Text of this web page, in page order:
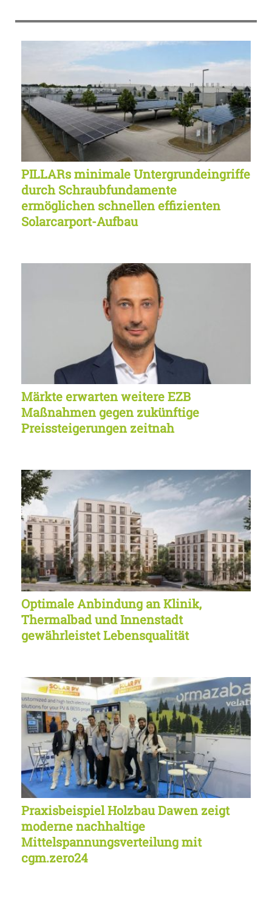
PILLARs minimale Untergrundeingriffe
durch Schraubfundamente
ermöglichen schnellen effizienten
Solarcarport-Aufbau
Märkte erwarten weitere EZB
Maßnahmen gegen zukünftige
Preissteigerungen zeitnah
Optimale Anbindung an Klinik,
Thermalbad und Innenstadt
gewährleistet Lebensqualität
Praxisbeispiel Holzbau Dawen zeigt
moderne nachhaltige
Mittelspannungsverteilung mit
cgm.zero24